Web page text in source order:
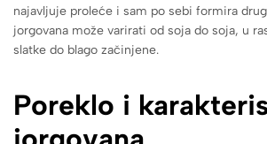
najavljuje proleće i sam po sebi formira
jorgovana može varirati od soja do soja, u
slatke do blago začinjene.
Poreklo i